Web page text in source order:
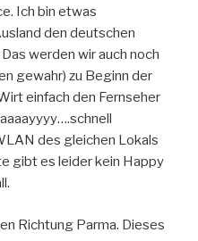
Ich bin etwas
den deutschen
werden wir auch noch
gewahr) zu Beginn der
einfach den Fernseher
des gleichen Lokals
gibt es leider kein Happy
Richtung Parma. Dieses